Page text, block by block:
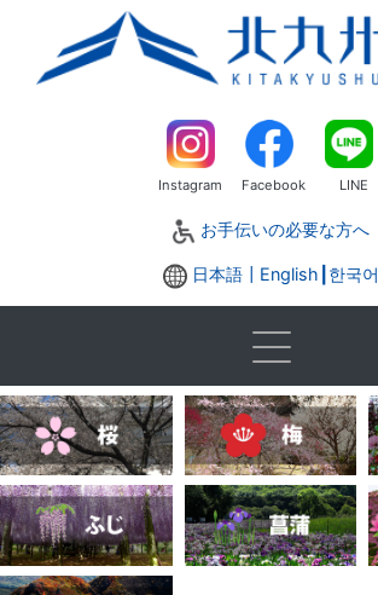
Instagram Facebook LINE
お手伝いの必要な方へ
日本語┃ English 한국어